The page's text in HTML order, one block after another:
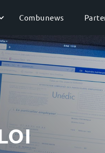
Combunews